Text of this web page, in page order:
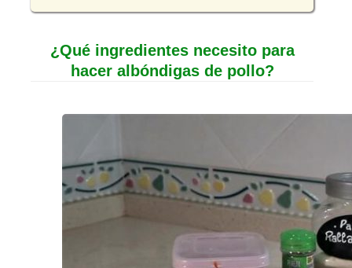
¿Qué ingredientes necesito para
hacer albóndigas de pollo?